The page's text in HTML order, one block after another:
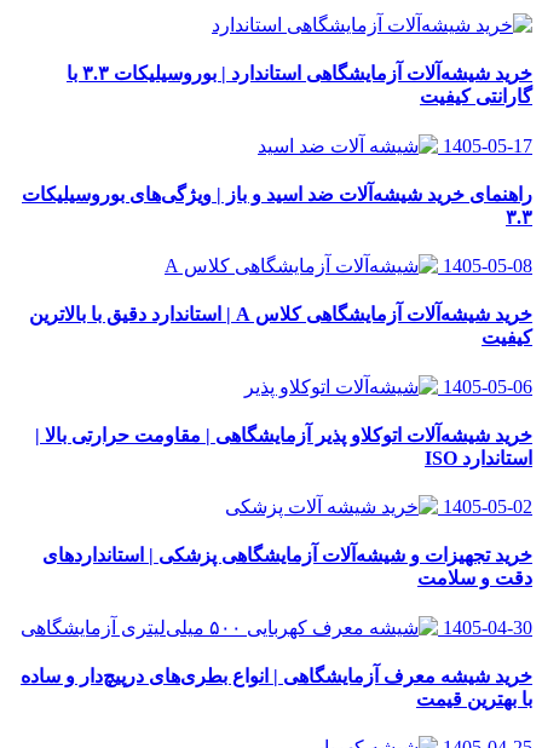
خرید شیشه‌آلات آزمایشگاهی استاندارد | بوروسیلیکات ۳.۳ با
گارانتی کیفیت
1405-05-17
راهنمای خرید شیشه‌آلات ضد اسید و باز | ویژگی‌های بوروسیلیکات
۳.۳
1405-05-08
خرید شیشه‌آلات آزمایشگاهی کلاس A | استاندارد دقیق با بالاترین
کیفیت
1405-05-06
خرید شیشه‌آلات اتوکلاو پذیر آزمایشگاهی | مقاومت حرارتی بالا |
استاندارد ISO
1405-05-02
خرید تجهیزات و شیشه‌آلات آزمایشگاهی پزشکی | استانداردهای
دقت و سلامت
1405-04-30
خرید شیشه معرف آزمایشگاهی | انواع بطری‌های در‌پیچ‌دار و ساده
با بهترین قیمت